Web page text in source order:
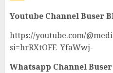
Youtube ChannelBuser
https://youtube.com/
si=hrRXtOFE_YfaWwj-
Whatsapp Channel